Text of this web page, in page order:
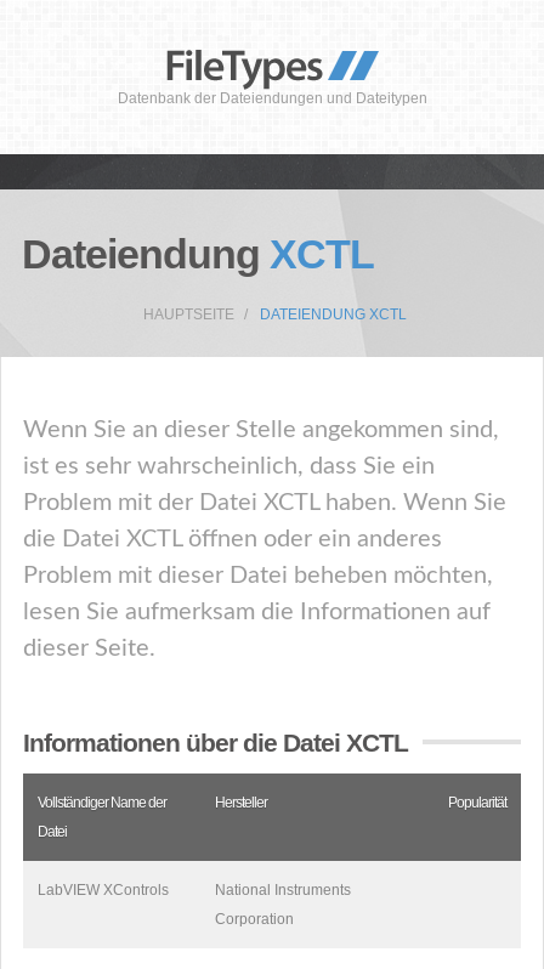
Datenbank der Dateiendungen und Dateitypen
Dateiendung XCTL
HAUPTSEITE DATEIENDUNG XCTL
Wenn Sie an dieser Stelle angekommen sind,
ist es sehr wahrscheinlich, dass Sie ein
Problem mit der Datei XCTL haben. Wenn Sie
die Datei XCTL öffnen oder ein anderes
Problem mit dieser Datei beheben möchten,
lesen Sie aufmerksam die Informationen auf
dieser Seite.
Informationen über die Datei XCTL
Vollständiger Name der
Datei
Hersteller Popularität
LabVIEW XControls
National Instruments
Corporation